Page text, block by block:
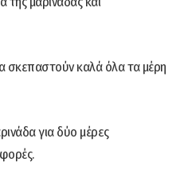
σκεπαστούν καλά όλα τα μέρη
για δύο μέρες